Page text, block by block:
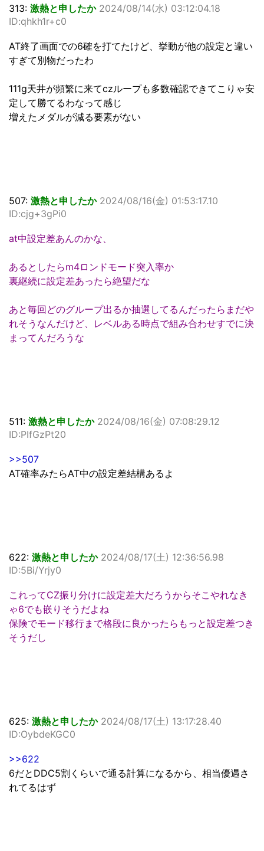
313: 激熱と申したか 2024/08/14(水) 03:12:04.18
ID:qhkh1r+c0
AT終了画面での6確を打てたけど、挙動が他の設定と違い
すぎて別物だったわ
111g天井が頻繁に来てczループも多数確認できてこりゃ安
定して勝てるわなって感じ
増えたメダルが減る要素がない
507: 激熱と申したか 2024/08/16(金) 01:53:17.10
ID:cjg+3gPi0
at中設定差あんのかな、
あるとしたらm4ロンドモード突入率か
裏継続に設定差あったら絶望だな
あと毎回どのグループ出るか抽選してるんだったらまだや
れそうなんだけど、レベルある時点で組み合わせすでに決
まってんだろうな
511: 激熱と申したか 2024/08/16(金) 07:08:29.12
ID:PIfGzPt20
>>507
AT確率みたらAT中の設定差結構あるよ
622: 激熱と申したか 2024/08/17(土) 12:36:56.98
ID:5Bi/Yrjy0
これってCZ振り分けに設定差大だろうからそこやれなき
ゃ6でも嵌りそうだよね
保険でモード移行まで格段に良かったらもっと設定差つき
そうだし
625: 激熱と申したか 2024/08/17(土) 13:17:28.40
ID:OybdeKGC0
>>622
6だとDDC5割くらいで通る計算になるから、相当優遇さ
れてるはず